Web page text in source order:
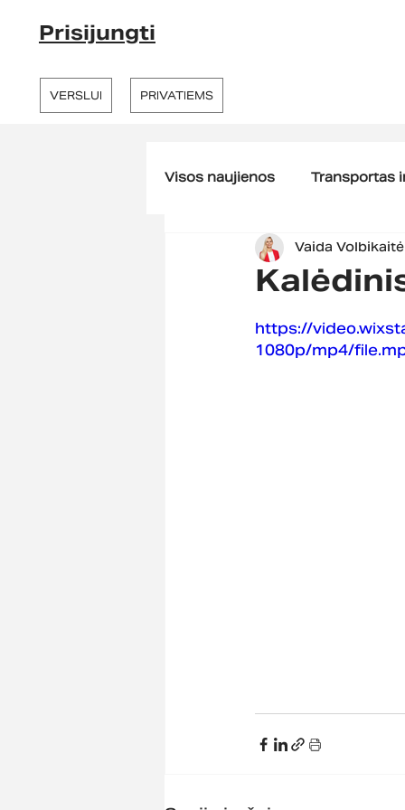
Prisijungti
VERSLUI PRIVATIEMS
Visos naujienos Transportas
Žemės ūkis ir miškininkystė
Darbuotojų motyvaciniai
Vaida Volbikaitė
https://
1080p/mp4/